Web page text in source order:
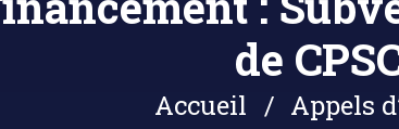
de
Accueil
Appels